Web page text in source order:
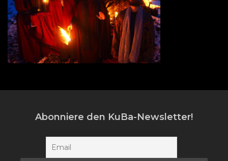
Abonniere den KuBa-Newsletter!